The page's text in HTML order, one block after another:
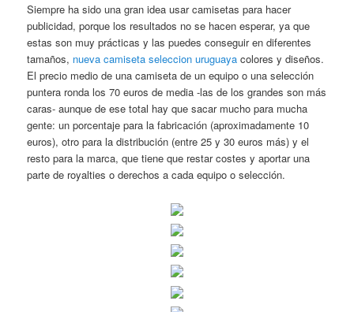
Siempre ha sido una gran idea usar camisetas para hacer
publicidad, porque los resultados no se hacen esperar, ya que
estas son muy prácticas y las puedes conseguir en diferentes
tamaños, nueva camiseta seleccion uruguaya colores y diseños.
El precio medio de una camiseta de un equipo o una selección
puntera ronda los 70 euros de media -las de los grandes son más
caras- aunque de ese total hay que sacar mucho para mucha
gente: un porcentaje para la fabricación (aproximadamente 10
euros), otro para la distribución (entre 25 y 30 euros más) y el
resto para la marca, que tiene que restar costes y aportar una
parte de royalties o derechos a cada equipo o selección.